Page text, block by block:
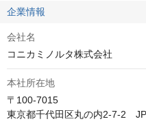
企業情報
会社名
コニカミノルタ株式会社
本社所在地
〒100-7015
東京都千代田区丸の内2-7-2　